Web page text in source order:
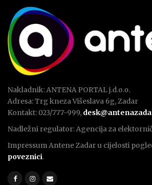
Nakladnik: ANTENA PORTAL j.d.o.o.
Adresa: Trg kneza Višeslava 6g, Zadar
Kontakt: 023/777-999,
Nadležni regulator: Agencija za
Impressum Antene Zadar u cijelosti
poveznici.